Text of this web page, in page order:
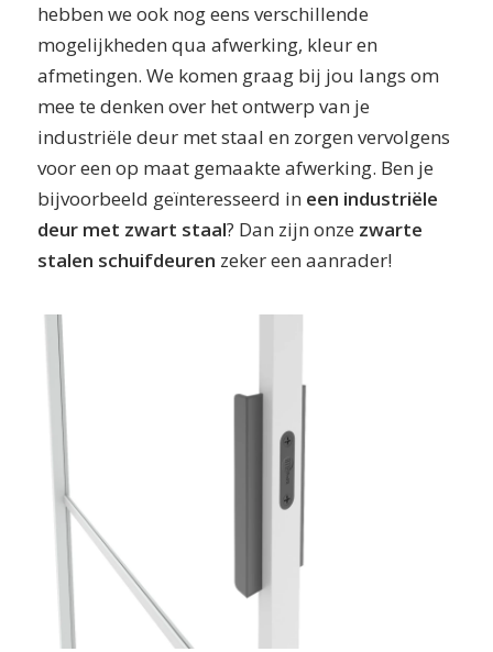
hebben we ook nog eens verschillende
mogelijkheden qua afwerking, kleur en
afmetingen. We komen graag bij jou langs om
mee te denken over het ontwerp van je
industriële deur met staal en zorgen vervolgens
voor een op maat gemaakte afwerking. Ben je
bijvoorbeeld geïnteresseerd in een industriële
deur met zwart staal? Dan zijn onze zwarte
stalen schuifdeuren zeker een aanrader!